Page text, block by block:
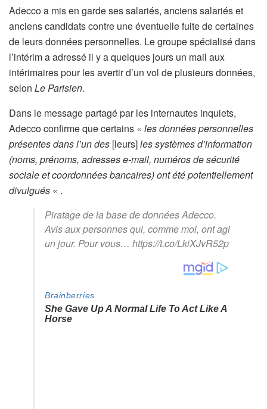
Adecco a mis en garde ses salariés, anciens salariés et
anciens candidats contre une éventuelle fuite de certaines
de leurs données personnelles. Le groupe spécialisé dans
l’intérim a adressé il y a quelques jours un mail aux
intérimaires pour les avertir d’un vol de plusieurs données,
selon Le Parisien.
Dans le message partagé par les internautes inquiets,
Adecco confirme que certains « les données personnelles
présentes dans l’un des [leurs]les systèmes d’information
(noms, prénoms, adresses e-mail, numéros de sécurité
sociale et coordonnées bancaires) ont été potentiellement
divulgués « .
Piratage de la base de données Adecco.
Avis aux personnes qui, comme moi, ont agi
un jour. Pour vous… https://t.co/LkiXJvR52p